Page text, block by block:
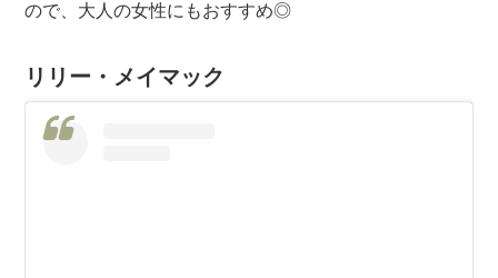
ので、大人の女性にもおすすめ◎
リリー・メイマック